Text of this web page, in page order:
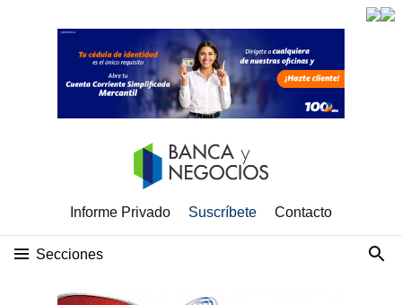
Informe Privado Suscríbete Contacto
Secciones